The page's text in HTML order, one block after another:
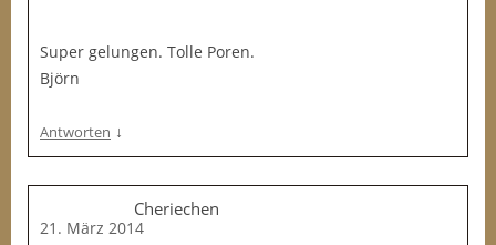
Super gelungen. Tolle Poren.
Björn
Antworten ↓
Cheriechen
21. März 2014